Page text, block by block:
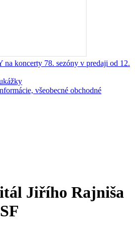
koncerty 78. sezóny v predaji od 12.
všeobecné obchodné
Jiřího Rajniša